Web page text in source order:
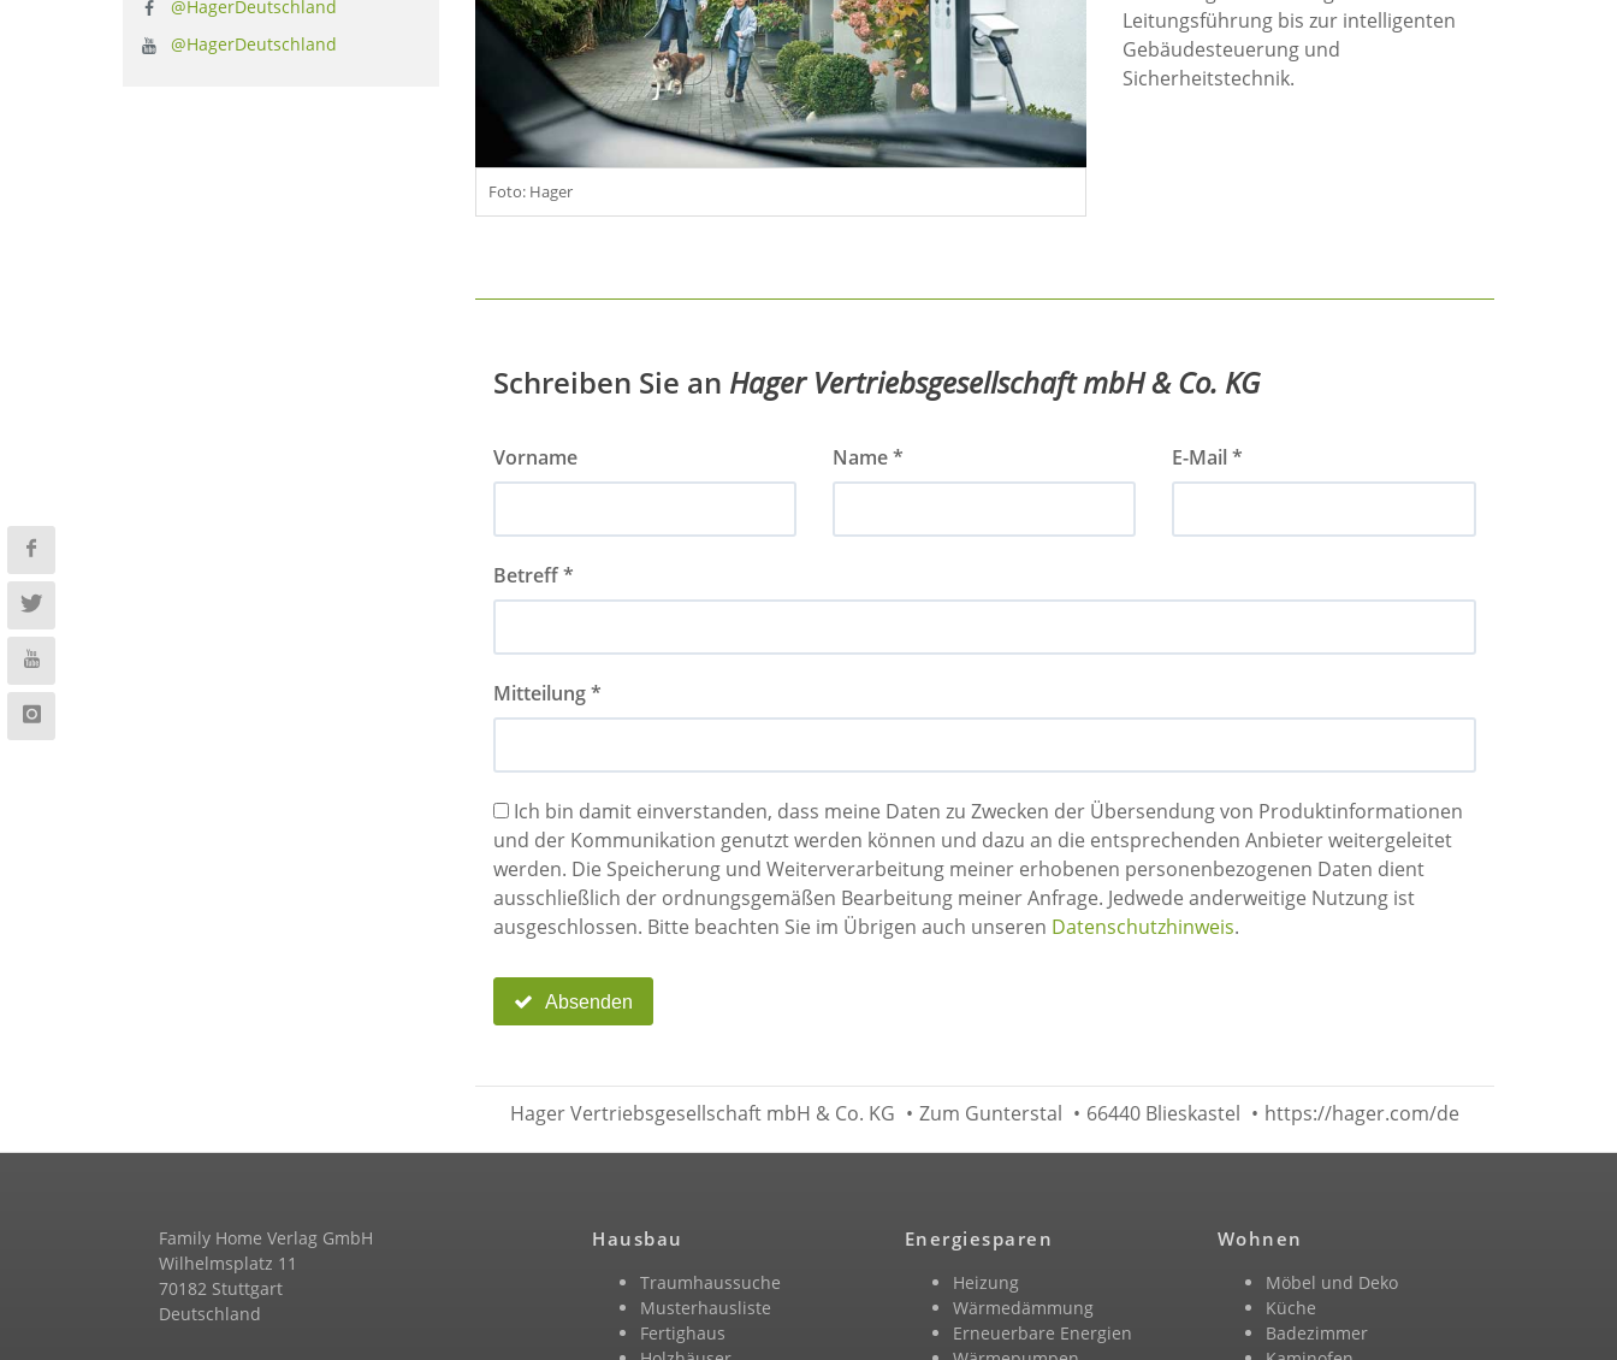
@HagerDeutschland
@HagerDeutschland
Foto: Hager
Leitungsführung bis zur intelligenten
Gebäudesteuerung und
Sicherheitstechnik.
Schreiben Sie an Hager Vertriebsgesellschaft mbH & Co. KG
Vorname Name * E-Mail *
Betreff *
Mitteilung *
Ich bin damit einverstanden, dass meine Daten zu Zwecken der Übersendung von Produktinformationen
und der Kommunikation genutzt werden können und dazu an die entsprechenden Anbieter weitergeleitet
werden. Die Speicherung und Weiterverarbeitung meiner erhobenen personenbezogenen Daten dient
ausschließlich der ordnungsgemäßen Bearbeitung meiner Anfrage. Jedwede anderweitige Nutzung ist
ausgeschlossen. Bitte beachten Sie im Übrigen auch unseren Datenschutzhinweis.
Absenden
Hager Vertriebsgesellschaft mbH & Co. KG • Zum Gunterstal • 66440 Blieskastel • https://hager.com/de
Family Home Verlag GmbH
Wilhelmsplatz 11
70182 Stuttgart
Deutschland
Hausbau
Traumhaussuche
Musterhausliste
Fertighaus
Energiesparen
Heizung
Wärmedämmung
Erneuerbare Energien
Wohnen
Möbel und Deko
Küche
Badezimmer